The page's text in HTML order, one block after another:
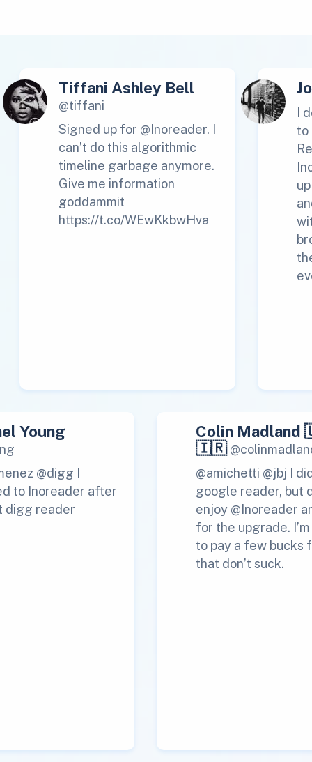
Tiffani Ashley Bell
@tiffani
Signed up for @Inoreader. I
can’t do this algorithmic
timeline garbage anymore.
Give me information
goddammit
https://t.co/WEwKkbwHva
I
to
Young
@digg I
to Inoreader after
digg reader
Colin
🇮🇷
@amichetti @jbj I
google reader, but
enjoy @Inoreader
for the upgrade.
to pay a few bucks
that don’t suck.